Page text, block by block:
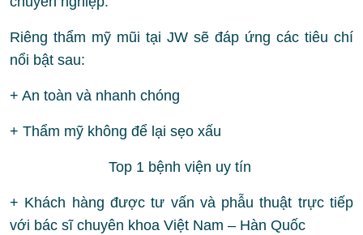
Riêng thẩm mỹ mũi tại JW sẽ đáp ứng các tiêu chí
nổi bật sau:
+ An toàn và nhanh chóng
+ Thẩm mỹ không để lại sẹo xấu
Top 1 bệnh viện uy tín
+ Khách hàng được tư vấn và phẫu thuật trực tiếp
với bác sĩ chuyên khoa Việt Nam – Hàn Quốc